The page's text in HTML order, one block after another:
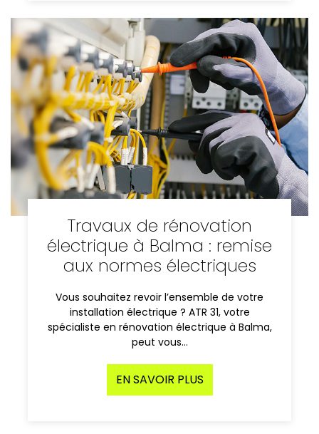
Travaux de rénovation
électrique à Balma : remise
aux normes électriques
Vous souhaitez revoir l’ensemble de votre
installation électrique ? ATR 31, votre
spécialiste en rénovation électrique à Balma,
peut vous…
EN SAVOIR PLUS